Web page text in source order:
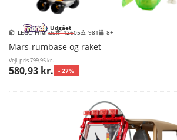
Udgået
LEGO Friends 42605 981 8+
Mars-rumbase og raket
Vejl. pris799,95 kr.
580,93 kr. - 27%